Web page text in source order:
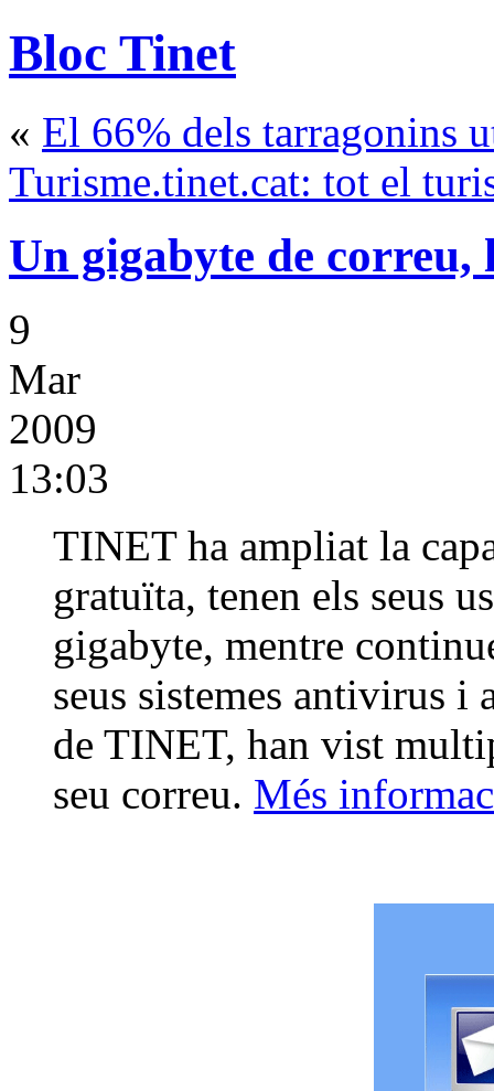
Bloc Tinet
« El 66% dels tarragonins
Turisme.tinet.cat: tot el
Un gigabyte de correu,
9
Mar
2009
13:03
TINET ha ampliat la
gratuïta, tenen els seus
gigabyte, mentre
seus sistemes antivirus i
de TINET, han vist
seu correu. Més